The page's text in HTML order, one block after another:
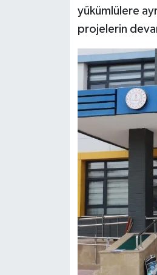
yükümlülere
projelerin